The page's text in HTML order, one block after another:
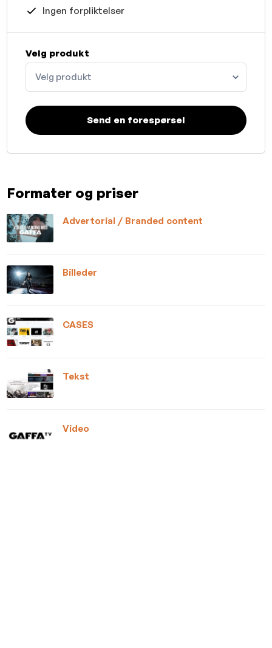
Formater og priser
Advertorial / Branded content
Billeder
CASES
Tekst
Video
Ingen forpliktelser
Velg produkt
Velg produkt
Send en forespørsel